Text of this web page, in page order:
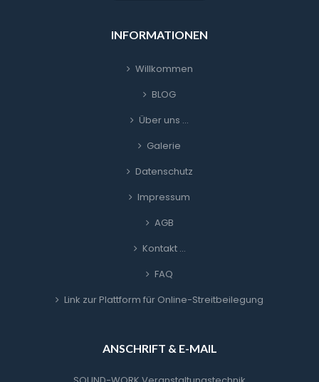
INFORMATIONEN
Willkommen
BLOG
Über uns …
Galerie
Datenschutz
Impressum
AGB
Kontakt …
FAQ
Link zur Plattform für Online-Streitbeilegung
ANSCHRIFT & E-MAIL